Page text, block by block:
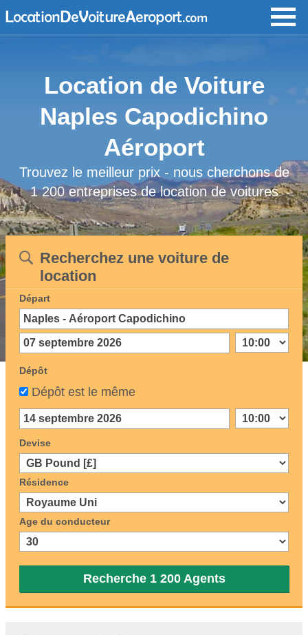
Location de Voiture
Naples Capodichino
Aéroport
Trouvez le meilleur prix - nous cherchons de
1 200 entreprises de location de voitures
Recherchez une voiture de
location
Départ
Dépôt
Dépôt est le même
Devise
Résidence
Age du conducteur
Recherche 1 200 Agents